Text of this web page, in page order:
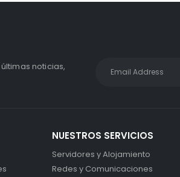
noticias,
NUESTROS SERVICIOS
Servidores y Alojamiento
Redes y Comunicaciones